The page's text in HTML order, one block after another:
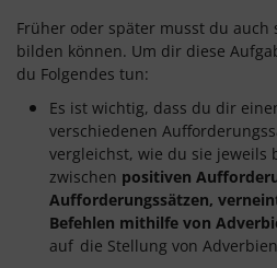
Früher oder später musst du auch
bilden können. Um dir diese
du Folgendes tun:
Es ist wichtig, dass du dir
verschiedenen
vergleichst, wie du sie jeweils
zwischen positiven
Aufforderungssätzen,
Befehlen mithilfe von
auf die Stellung von